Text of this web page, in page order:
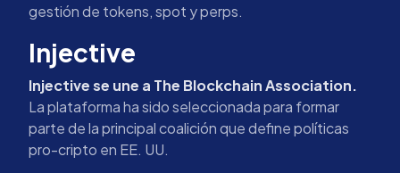
gestión de tokens, spot y perps.
Injective
Injective se une a The Blockchain Association.
La plataforma ha sido seleccionada para formar
parte de la principal coalición que define políticas
pro-cripto en EE. UU.